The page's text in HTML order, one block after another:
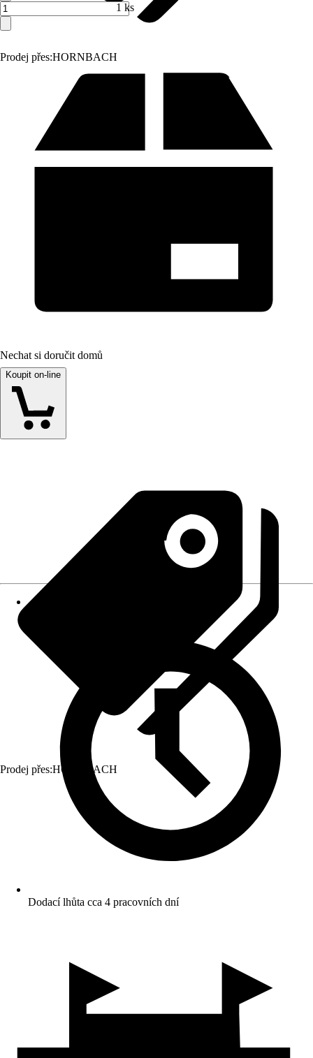
Prodej přes:HORNBACH
1 ks
Nechat si doručit domů
Koupit on-line
Prodej přes:HORNBACH
Dodací lhůta cca 4 pracovních dní